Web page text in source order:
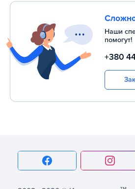
Наши
помогут!
+380